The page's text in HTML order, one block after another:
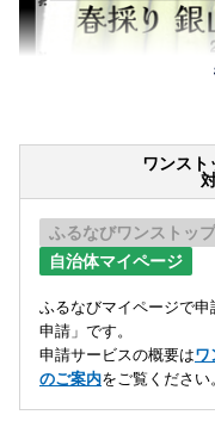
ワンスト
ふるなびワンストッ
自治体マイページ
ふるなびマイページで
申請」です。
申請サービスの概要はワ
のご案内をご覧ください。